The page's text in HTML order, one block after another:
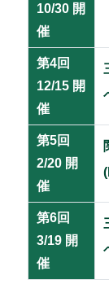
10/30 開
催
第4回
12/15 開
催
第5回
2/20 開
催
第6回
3/19 開
催